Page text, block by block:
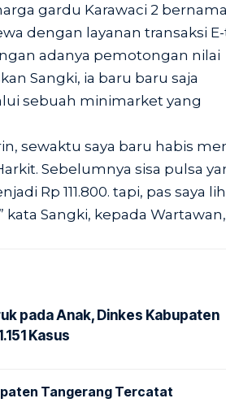
gardu Karawaci 2 bernama
dengan layanan transaksi
adanya pemotongan nilai
Sangki, ia baru baru saja
sebuah minimarket yang
sewaktu saya baru habis
Sebelumnya sisa pulsa
Rp 111.800. tapi, pas saya
kata Sangki, kepada Wartawan,
pada Anak, Dinkes Kabupaten
Kasus
Tangerang Tercatat